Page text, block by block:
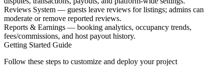
Reviews System — guests leave reviews for listings; admins can
moderate or remove reported reviews.
Reports & Earnings — booking analytics, occupancy trends,
fees/commissions, and host payout history.
Getting Started Guide
Follow these steps to customize and deploy your project